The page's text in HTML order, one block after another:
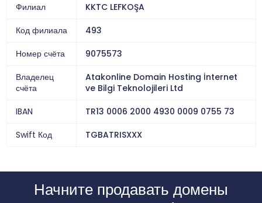
Филиал
KKTC LEFKOŞA
Код филиала
493
Номер счёта
9075573
Владелец
счёта
Atakonline Domain Hosting İnternet
ve Bilgi Teknolojileri Ltd
IBAN
TR13 0006 2000 4930 0009 0755 73
Swift Код
TGBATRISXXX
Начните продавать домены